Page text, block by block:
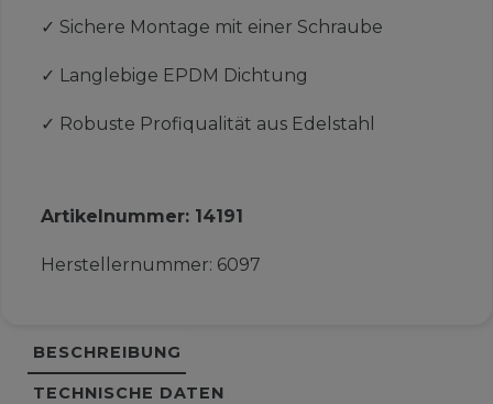
✓ Sichere Montage mit einer Schraube
✓ Langlebige EPDM Dichtung
✓ Robuste Profiqualität aus Edelstahl
Artikelnummer: 14191
Herstellernummer: 6097
BESCHREIBUNG
TECHNISCHE DATEN